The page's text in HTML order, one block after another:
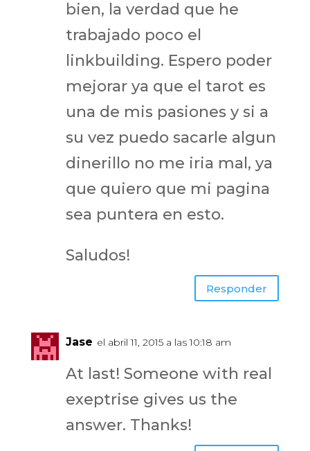
bien, la verdad que he
trabajado poco el
linkbuilding. Espero poder
mejorar ya que el tarot es
una de mis pasiones y si a
su vez puedo sacarle algun
dinerillo no me iria mal, ya
que quiero que mi pagina
sea puntera en esto.
Saludos!
Responder
Jase el abril 11, 2015 a las 10:18 am
At last! Someone with real
exeptrise gives us the
answer. Thanks!